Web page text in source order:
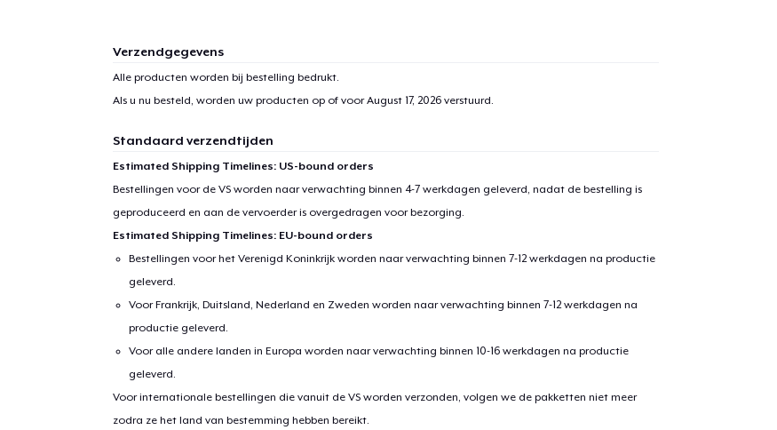
Verzendgegevens
Alle producten worden bij bestelling bedrukt.
Als u nu besteld, worden uw producten op of voorAugust 17, 2026verstuurd.
Standaard verzendtijden
Estimated Shipping Timelines: US-bound orders
Bestellingen voor de VS worden naar verwachting binnen 4-7 werkdagen geleverd, nadat de bestelling is
geproduceerd en aan de vervoerder is overgedragen voor bezorging.
Estimated Shipping Timelines: EU-bound orders
Bestellingen voor het Verenigd Koninkrijk worden naar verwachting binnen 7-12 werkdagen na productie
geleverd.
Voor Frankrijk, Duitsland, Nederland en Zweden worden naar verwachting binnen 7-12 werkdagen na
productie geleverd.
Voor alle andere landen in Europa worden naar verwachting binnen 10-16 werkdagen na productie
geleverd.
Voor internationale bestellingen die vanuit de VS worden verzonden, volgen we de pakketten niet meer
zodra ze het land van bestemming hebben bereikt.